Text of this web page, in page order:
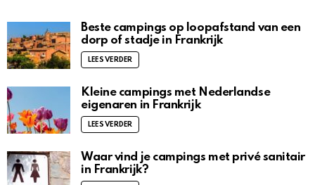
Beste campings op loopafstand van een
dorp of stadje in Frankrijk
LEES VERDER
Kleine campings met Nederlandse
eigenaren in Frankrijk
LEES VERDER
Waar vind je campings met privé sanitair
in Frankrijk?